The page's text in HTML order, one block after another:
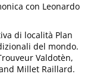
con Leonardo
di località Plan
del mondo.
Valdotèn,
Millet Raillard.